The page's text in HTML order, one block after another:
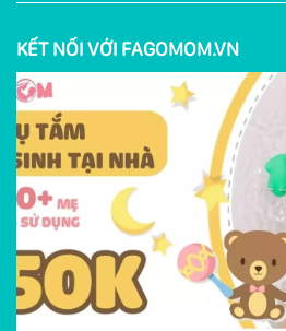
KẾT NỐI VỚI FAGOMOM.VN